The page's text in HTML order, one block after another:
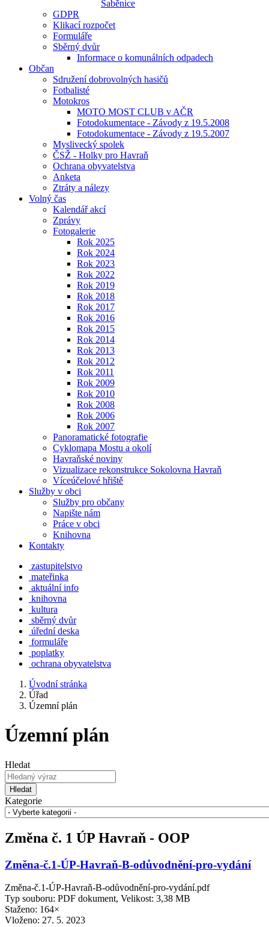
Saběnice
GDPR
Klikací rozpočet
Formuláře
Sběrný dvůr
Informace o komunálních odpadech
Občan
Sdružení dobrovolných hasičů
Fotbalisté
Motokros
MOTO MOST CLUB v AČR
Fotodokumentace - Závody z 19.5.2008
Fotodokumentace - Závody z 19.5.2007
Myslivecký spolek
ČSŽ - Holky pro Havraň
Ochrana obyvatelstva
Anketa
Ztráty a nálezy
Volný čas
Kalendář akcí
Zprávy
Fotogalerie
Rok 2025
Rok 2024
Rok 2023
Rok 2022
Rok 2019
Rok 2018
Rok 2017
Rok 2016
Rok 2015
Rok 2014
Rok 2013
Rok 2012
Rok 2011
Rok 2009
Rok 2010
Rok 2008
Rok 2006
Rok 2007
Panoramatické fotografie
Cyklomapa Mostu a okolí
Havraňské noviny
Vizualizace rekonstrukce Sokolovna Havraň
Víceúčelové hřiště
Služby v obci
Služby pro občany
Napište nám
Práce v obci
Knihovna
Kontakty
zastupitelstvo
mateřinka
aktuální info
knihovna
kultura
sběrný dvůr
úřední deska
formuláře
poplatky
ochrana obyvatelstva
Úvodní stránka
Úřad
Územní plán
Územní plán
Hledat
Hledat
Kategorie
Změna č. 1 ÚP Havraň - OOP
Změna-č.1-ÚP-Havraň-B-odůvodnění-pro-vydání
Změna-č.1-ÚP-Havraň-B-odůvodnění-pro-vydání.pdf
Typ souboru: PDF dokument, Velikost: 3,38 MB
Staženo: 164×
Vloženo: 27. 5. 2023